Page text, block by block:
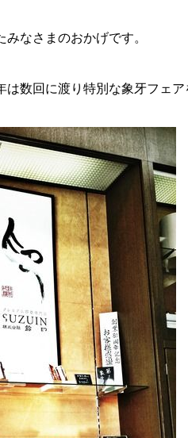
なさまのおかげです。
数回に渡り特別な象牙フェア